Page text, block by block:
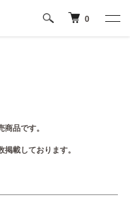
0
品です。
載しております。